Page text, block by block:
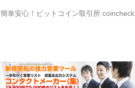
簡単安心！ビットコイン取引所 coincheck